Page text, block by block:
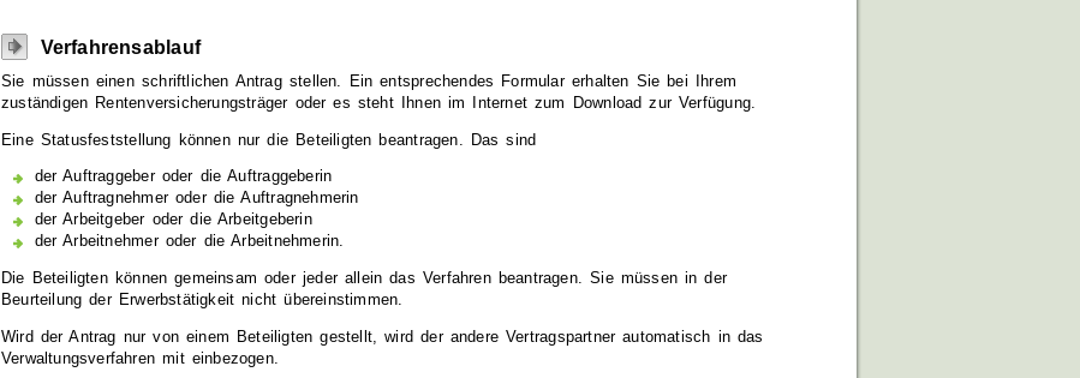
Verfahrensablauf
Sie müssen einen schriftlichen Antrag stellen.
Ein entsprechendes Formular erhalten Sie bei Ihrem
zuständigen Rentenversicherungsträger oder es steht Ihnen im Internet zum Download zur Verfügung.
Eine Statusfeststellung können nur die Beteiligten beantragen. Das sind
der Auftraggeber oder die Auftraggeberin
der Auftragnehmer oder die Auftragnehmerin
der Arbeitgeber oder die Arbeitgeberin
der Arbeitnehmer oder die Arbeitnehmerin.
Die Beteiligten können gemeinsam oder jeder allein das Verfahren beantragen. Sie müssen in der
Beurteilung der Erwerbstätigkeit nicht übereinstimmen.
Wird der Antrag nur von einem Beteiligten gestellt, wird der andere Vertragspartner automatisch in das
Verwaltungsverfahren mit einbezogen.